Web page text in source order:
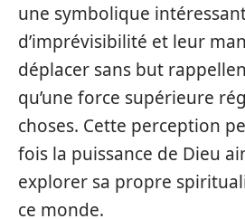
une symbolique
d’imprévisibilité et leur
déplacer sans but
qu’une force supérieure
choses. Cette perception
fois la puissance de Dieu
explorer sa propre
ce monde.